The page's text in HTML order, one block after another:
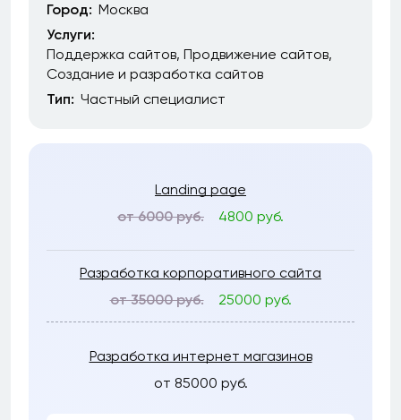
Город: Москва
Услуги:
Поддержка сайтов Продвижение сайтов
Создание и разработка сайтов
Тип: Частный специалист
Landing page
от 6000 руб.
4800 руб.
Разработка корпоративного сайта
от 35000 руб.
25000 руб.
Разработка интернет магазинов
от 85000 руб.